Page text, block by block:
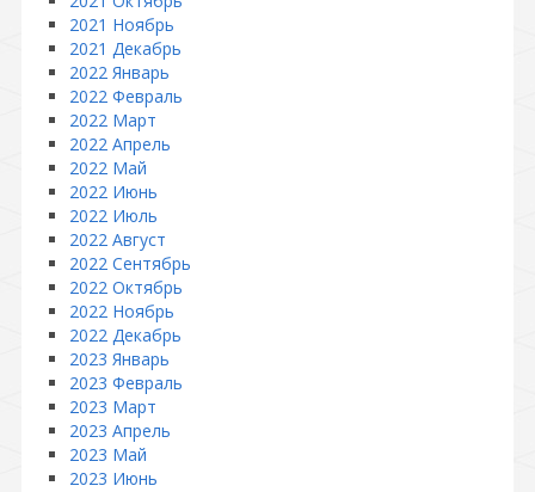
2021 Ноябрь
2021 Декабрь
2022 Январь
2022 Февраль
2022 Март
2022 Апрель
2022 Май
2022 Июнь
2022 Июль
2022 Август
2022 Сентябрь
2022 Октябрь
2022 Ноябрь
2022 Декабрь
2023 Январь
2023 Февраль
2023 Март
2023 Апрель
2023 Май
2023 Июнь